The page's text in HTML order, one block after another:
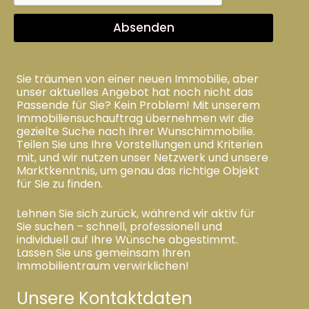
Absenden
Sie träumen von einer neuen Immobilie, aber
unser aktuelles Angebot hat noch nicht das
Passende für Sie? Kein Problem! Mit unserem
Immobiliensuchauftrag übernehmen wir die
gezielte Suche nach Ihrer Wunschimmobilie.
Teilen Sie uns Ihre Vorstellungen und Kriterien
mit, und wir nutzen unser Netzwerk und unsere
Marktkenntnis, um genau das richtige Objekt
für Sie zu finden.
Lehnen Sie sich zurück, während wir aktiv für
Sie suchen – schnell, professionell und
individuell auf Ihre Wünsche abgestimmt.
Lassen Sie uns gemeinsam Ihren
Immobilientraum verwirklichen!
Unsere Kontaktdaten